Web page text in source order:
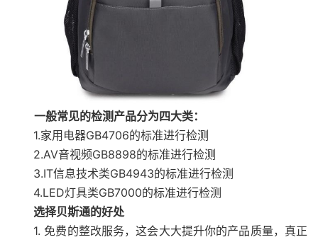
一般常见的检测产品分为四大类：
1.家用电器GB4706的标准进行检测
2.AV音视频GB8898的标准进行检测
3.IT信息技术类GB4943的标准进行检测
4.LED灯具类GB7000的标准进行检测
选择贝斯通的好处
1. 免费的整改服务，这会大大提升你的产品质量，真正